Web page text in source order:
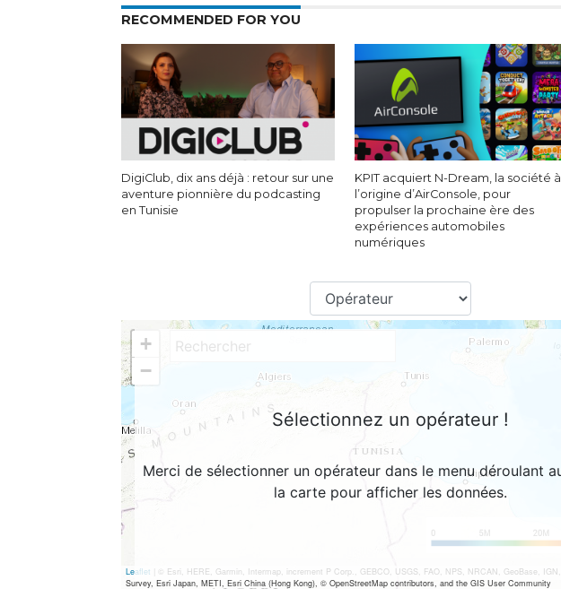
RECOMMENDED FOR YOU
DigiClub, dix ans déjà : retour sur une
aventure pionnière du podcasting
en Tunisie
KPIT acquiert N-Dream, la société à
l’origine d’AirConsole, pour
propulser la prochaine ère des
expériences automobiles
numériques